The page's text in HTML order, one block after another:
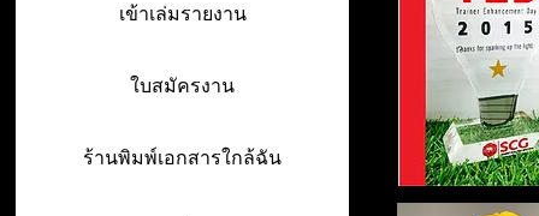
เข้าเล่มรายงาน
ใบสมัครงาน
ร้านพิมพ์เอกสารใกล้ฉัน